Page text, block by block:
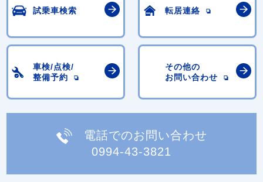
試乗車検索 転居連絡
車検/点検/
整備予約
その他の
お問い合わせ
電話でのお問い合わせ
0994-43-3821